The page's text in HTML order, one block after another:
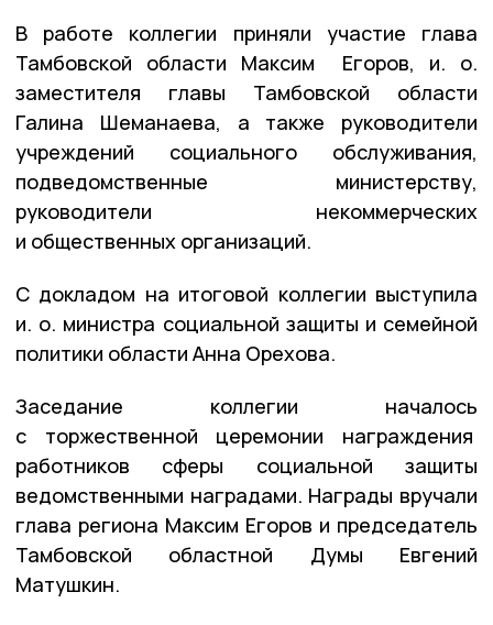
В работе коллегии приняли участие глава
Тамбовской области Максим Егоров, и. о.
заместителя главы Тамбовской области
Галина Шеманаева, а также руководители
учреждений социального обслуживания,
подведомственные министерству,
руководители некоммерческих
и общественных организаций.
С докладом на итоговой коллегии выступила
и. о. министра социальной защиты и семейной
политики области Анна Орехова.
Заседание коллегии началось
с торжественной церемонии награждения
работников сферы социальной защиты
ведомственными наградами. Награды вручали
глава региона Максим Егоров и председатель
Тамбовской областной Думы Евгений
Матушкин.